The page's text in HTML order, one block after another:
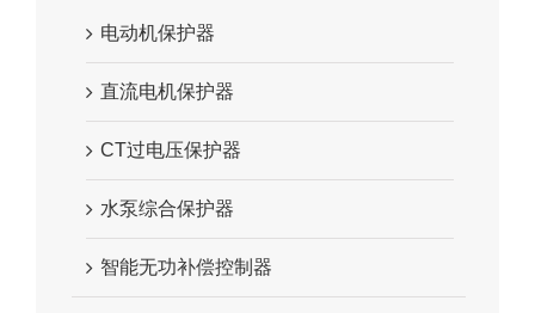
电动机保护器
直流电机保护器
CT过电压保护器
水泵综合保护器
智能无功补偿控制器